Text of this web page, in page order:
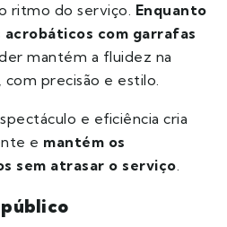
ritmo do serviço. Enquanto
com garrafas
mantém a fluidez na
precisão e estilo.
e eficiência cria
e mantém os
sem atrasar o serviço.